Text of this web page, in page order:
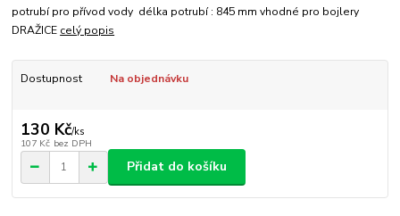
potrubí pro přívod vody délka potrubí : 845 mm vhodné pro bojlery
DRAŽICE celý popis
Dostupnost Na objednávku
130 Kč/ks
107 Kč bez DPH
Přidat do košíku